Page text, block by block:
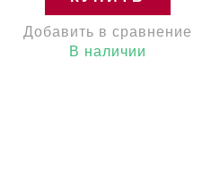
Добавить в сравнение
В наличии